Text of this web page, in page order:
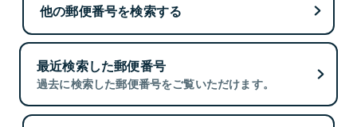
他の郵便番号を検索する
最近検索した郵便番号
過去に検索した郵便番号をご覧いただけます。